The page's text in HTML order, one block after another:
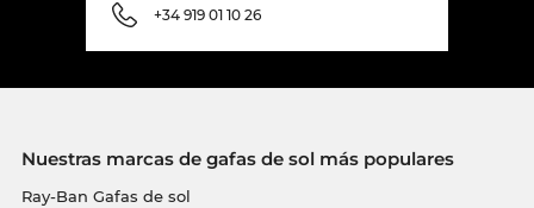
+34 919 01 10 26
Nuestras marcas de gafas de sol más populares
Ray-Ban Gafas de sol